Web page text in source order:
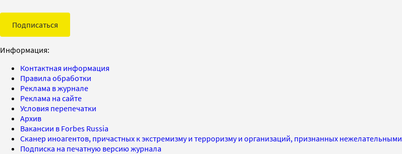
Подписаться
Информация:
Контактная информация
Правила обработки
Реклама в журнале
Реклама на сайте
Условия перепечатки
Архив
Вакансии в Forbes Russia
Сканер иноагентов, причастных к экстремизму и терроризму и организаций, признанных нежелательными
Подписка на печатную версию журнала